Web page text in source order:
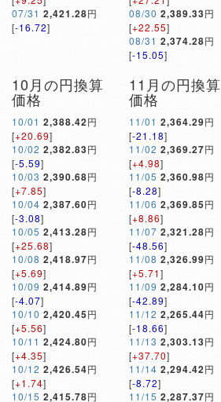
07/31 2,421.28円
[-16.72]
08/30 2,389.33円
[+22.55]
08/31 2,374.28円
[-15.05]
10月の円換算
価格
10/01 2,388.42円
[+20.69]
10/02 2,382.83円
[-5.59]
10/03 2,390.68円
[+7.85]
10/04 2,387.60円
[-3.08]
10/05 2,413.28円
[+25.68]
10/08 2,418.97円
[+5.69]
10/09 2,414.89円
[-4.07]
10/10 2,420.45円
[+5.56]
10/11 2,424.80円
[+4.35]
10/12 2,426.54円
[+1.74]
10/15 2,415.78円
11月の円換算
価格
11/01 2,364.29円
[-21.18]
11/02 2,369.27円
[+4.98]
11/05 2,360.98円
[-8.28]
11/06 2,369.85円
[+8.86]
11/07 2,321.28円
[-48.56]
11/08 2,326.99円
[+5.71]
11/09 2,284.10円
[-42.89]
11/12 2,265.44円
[-18.66]
11/13 2,303.13円
[+37.70]
11/14 2,294.42円
[-8.72]
11/15 2,287.37円